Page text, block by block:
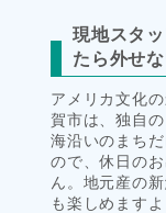
現地スタ
たら外せ
アメリカ文化
賀市は、独自
海沿いのまち
ので、休日の
ん。地元産の
も楽しめますよ